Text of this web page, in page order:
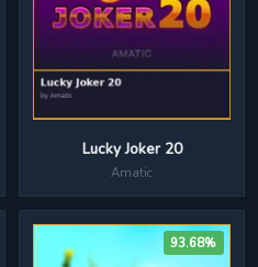
Lucky Joker 20
Amatic
93.68%